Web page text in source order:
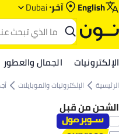
English آخر Dubai
الإلكترونيات الجمال والعطور
الرئيسية الإلكترونيات والموبايلات
الشحن من قبل